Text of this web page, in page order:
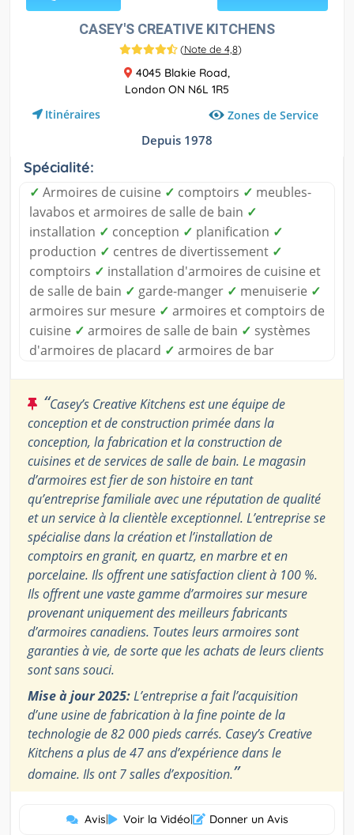
CASEY'S CREATIVE KITCHENS
(Note de 4,8)
4045 Blakie Road,
London ON N6L 1R5
Itinéraires Zones de Service
Depuis 1978
Spécialité:
✓ Armoires de cuisine ✓ comptoirs ✓ meubles-
lavabos et armoires de salle de bain ✓
installation ✓ conception ✓ planification ✓
production ✓ centres de divertissement ✓
comptoirs ✓ installation d'armoires de cuisine et
de salle de bain ✓ garde-manger ✓ menuiserie ✓
armoires sur mesure ✓ armoires et comptoirs de
cuisine ✓ armoires de salle de bain ✓ systèmes
d'armoires de placard ✓ armoires de bar
“Casey’s Creative Kitchens est une équipe de
conception et de construction primée dans la
conception, la fabrication et la construction de
cuisines et de services de salle de bain. Le magasin
d’armoires est fier de son histoire en tant
qu’entreprise familiale avec une réputation de qualité
et un service à la clientèle exceptionnel. L’entreprise se
spécialise dans la création et l’installation de
comptoirs en granit, en quartz, en marbre et en
porcelaine. Ils offrent une satisfaction client à 100 %.
Ils offrent une vaste gamme d’armoires sur mesure
provenant uniquement des meilleurs fabricants
d’armoires canadiens. Toutes leurs armoires sont
garanties à vie, de sorte que les achats de leurs clients
sont sans souci.
Mise à jour 2025:L’entreprise a fait l’acquisition
d’une usine de fabrication à la fine pointe de la
technologie de 82 000 pieds carrés. Casey’s Creative
Kitchens a plus de 47 ans d’expérience dans le
domaine. Ils ont 7 salles d’exposition.”
Avis| Voir la Vidéo| Donner un Avis